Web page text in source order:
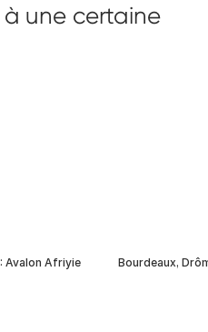
une certaine
Avalon Afriyie Bourdeaux,